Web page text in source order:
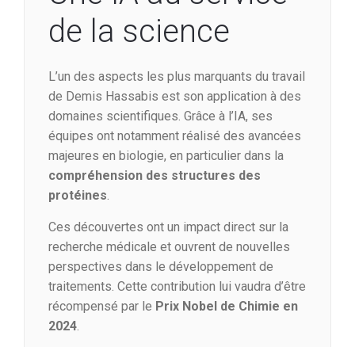
de la science
L’un des aspects les plus marquants du travail
de Demis Hassabis est son application à des
domaines scientifiques. Grâce à l’IA, ses
équipes ont notamment réalisé des avancées
majeures en biologie, en particulier dans la
compréhension des structures des
protéines.
Ces découvertes ont un impact direct sur la
recherche médicale et ouvrent de nouvelles
perspectives dans le développement de
traitements. Cette contribution lui vaudra d’être
récompensé par le Prix Nobel de Chimie en
2024.